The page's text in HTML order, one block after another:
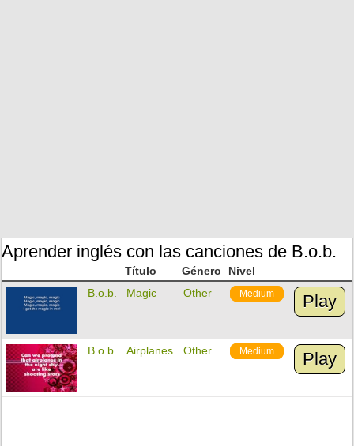
Aprender inglés con las canciones de B.o.b.
Título Género
Nivel
B.o.b.
Magic Other Medium Play
B.o.b. Airplanes Other Medium Play